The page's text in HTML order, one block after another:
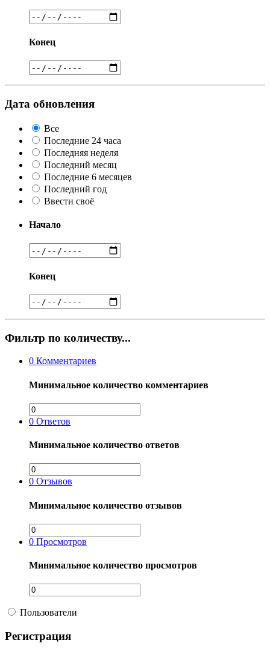
Конец
Дата обновления
Все
Последние 24 часа
Последняя неделя
Последний месяц
Последние 6 месяцев
Последний год
Ввести своё
Начало
Конец
Фильтр по количеству...
0 Комментариев
Минимальное количество комментариев
0 Ответов
Минимальное количество ответов
0 Отзывов
Минимальное количество отзывов
0 Просмотров
Минимальное количество просмотров
Пользователи
Регистрация